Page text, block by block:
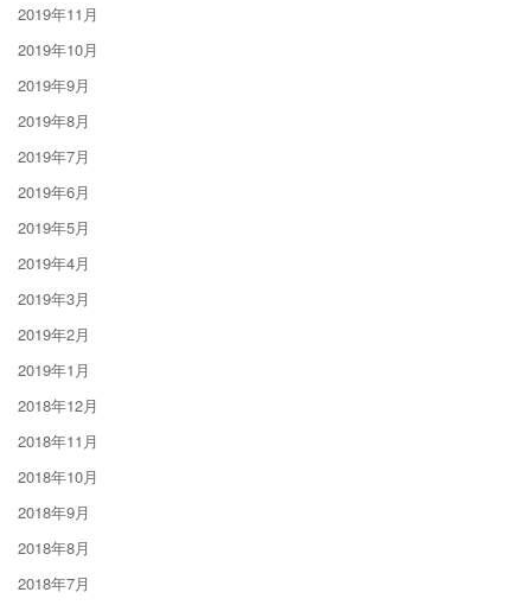
2019年11月
2019年10月
2019年9月
2019年8月
2019年7月
2019年6月
2019年5月
2019年4月
2019年3月
2019年2月
2019年1月
2018年12月
2018年11月
2018年10月
2018年9月
2018年8月
2018年7月